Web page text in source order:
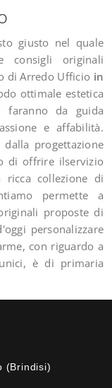
giusto nel quale
consigli originali
di Arredo Ufficio in
ottimale estetica
da guida
e affabilità.
progettazione
di offrire ilservizio
collezione di
permette a
proposte di
personalizzare
con riguardo a
è di primaria
(Brindisi)